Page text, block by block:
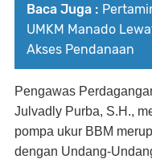
Baca Juga :
UMKM Manado
Akses Pendanaan
Pengawas
Julvadly Purba, S.H.,
pompa ukur BBM
dengan Undang-